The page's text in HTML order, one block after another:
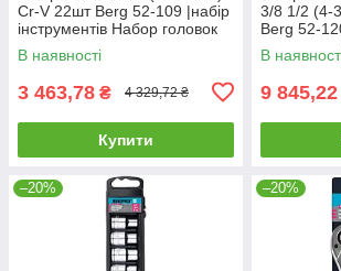
Cr-V 22шт Berg 52-109 |набір
інструментів Набор головок
1/2 (10-32мм) Cr-V 22шт Berg
В наявності
3 463,78 ₴ 4 329,72 ₴
Купити
3/8 1/2 (4-
Berg 52-
насадок 1/
В
9 845,22
–20% –20%